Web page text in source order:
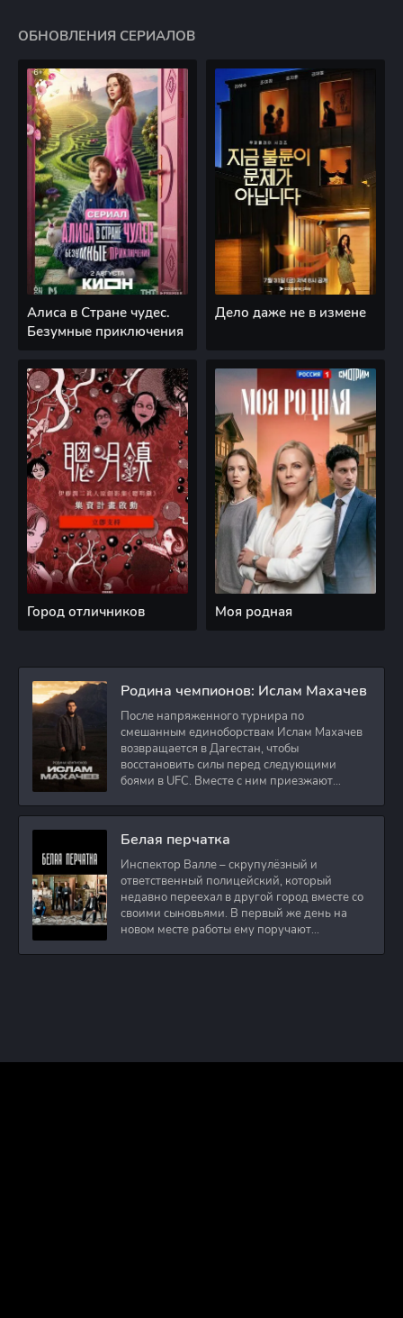
ОБНОВЛЕНИЯ СЕРИАЛОВ
Алиса в Стране чудес.
Безумные приключения
Дело даже не в измене
Город отличников Моя родная
Родина чемпионов: Ислам Махачев
После напряженного турнира по
смешанным единоборствам Ислам Махачев
возвращается в Дагестан, чтобы
восстановить силы перед следующими
боями в UFC. Вместе с ним приезжают
Белая перчатка
Инспектор Валле – скрупулёзный и
ответственный полицейский, который
недавно переехал в другой город вместе со
своими сыновьями. В первый же день на
новом месте работы ему поручают